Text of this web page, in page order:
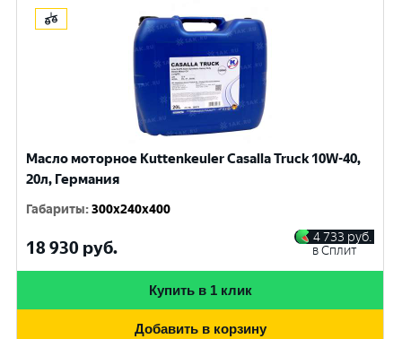
Масло моторное Kuttenkeuler Casalla Truck 10W-40,
20л, Германия
Габариты:300x240x400
18 930 руб.
4 733 руб.
в Сплит
Купить в 1 клик
Добавить в корзину